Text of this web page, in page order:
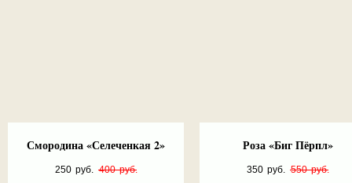
Смородина «Селеченкая 2»
250 руб. 400 руб.
Роза «Биг Пёрпл»
350 руб. 550 руб.